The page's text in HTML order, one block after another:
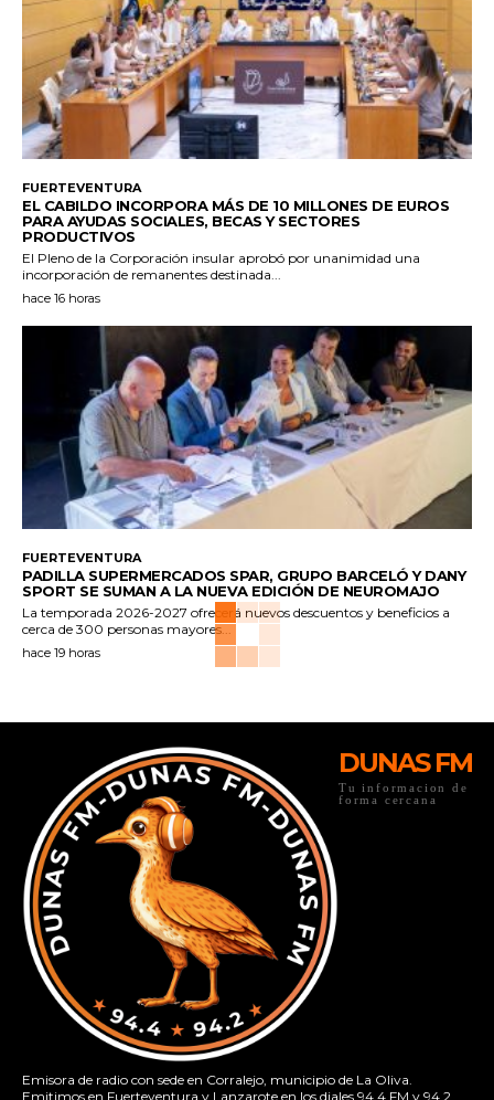
FUERTEVENTURA
EL CABILDO INCORPORA MÁS DE 10 MILLONES DE EUROS
PARA AYUDAS SOCIALES, BECAS Y SECTORES
PRODUCTIVOS
El Pleno de la Corporación insular aprobó por unanimidad una
incorporación de remanentes destinada...
hace 16 horas
FUERTEVENTURA
PADILLA SUPERMERCADOS SPAR, GRUPO BARCELÓ Y DANY
SPORT SE SUMAN A LA NUEVA EDICIÓN DE NEUROMAJO
La temporada 2026-2027 ofrecerá nuevos descuentos y beneficios a
cerca de 300 personas mayores...
hace 19 horas
DUNAS FM
Tu informacion de
forma cercana
Emisora de radio con sede en Corralejo, municipio de La Oliva.
Emitimos en Fuerteventura y Lanzarote en los diales 94.4 FM y 94.2